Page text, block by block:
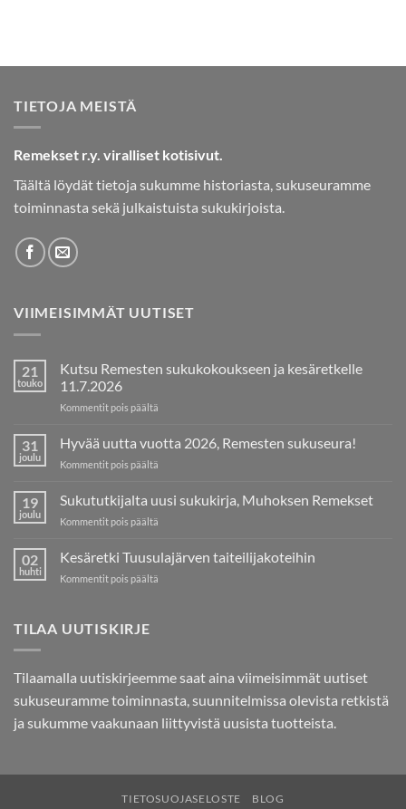
TIETOJA MEISTÄ
Remekset r.y. viralliset kotisivut.
Täältä löydät tietoja sukumme historiasta, sukuseuramme
toiminnasta sekä julkaistuista sukukirjoista.
VIIMEISIMMÄT UUTISET
21
touko
Kutsu Remesten sukukokoukseen ja kesäretkelle
11.7.2026
Kommentit pois päältä
Remesten
sukukokoukseen
11.7.2026
31
joulu
Hyvää uutta vuotta 2026, Remesten sukuseura!
Kommentit pois päältä
uutta
vuotta
sukuseura!
19
joulu
Sukututkijalta uusi sukukirja, Muhoksen Remekset
Kommentit pois päältä
uusi
sukukirja,
02
huhti
Kesäretki Tuusulajärven taiteilijakoteihin
Kommentit pois päältä
TILAA UUTISKIRJE
Tilaamalla uutiskirjeemme saat aina viimeisimmät uutiset
sukuseuramme toiminnasta, suunnitelmissa olevista retkistä
ja sukumme vaakunaan liittyvistä uusista tuotteista.
TIETOSUOJASELOSTE BLOG